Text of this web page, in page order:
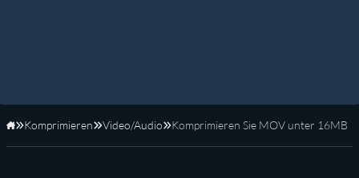
Startseite
Komprimieren Video/Audio Komprimieren Sie MOV unter 16MB